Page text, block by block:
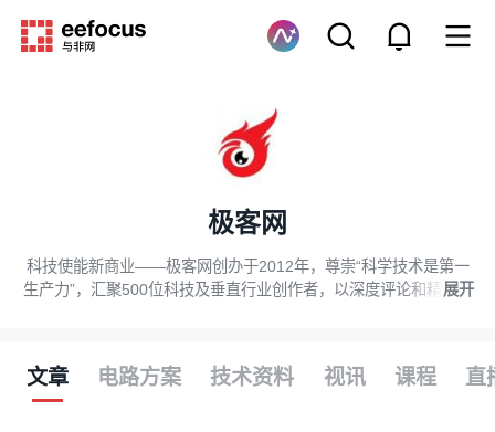
极客网
科技使能新商业——极客网创办于2012年，尊崇“科学技术是第一
生产力”，汇聚500位科技及垂直行业创作者，以深度评论和精选资
展开
文章 电路方案 技术资料 视讯 课程 直